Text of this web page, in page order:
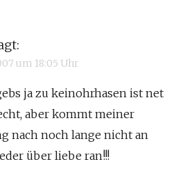
um 18:05 Uhr
ja zu keinohrhasen ist net
aber kommt meiner
nach noch lange nicht an
über liebe ran!!!